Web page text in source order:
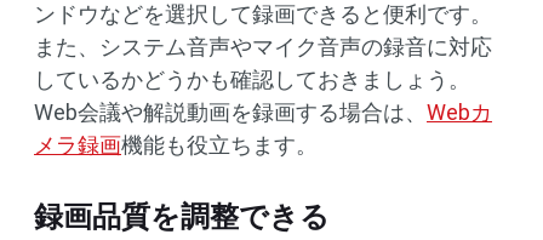
ンドウなどを選択して録画できると便利です。
また、システム音声やマイク音声の録音に対応
しているかどうかも確認しておきましょう。
Web会議や解説動画を録画する場合は、 Webカ
メラ録画機能も役立ちます。
録画品質を調整できる